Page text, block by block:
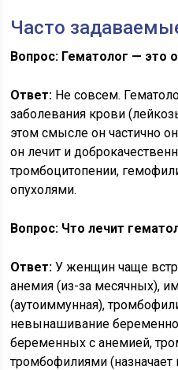
Часто
Вопрос: Гематолог — это
Ответ: Не совсем.
заболевания крови
этом смысле он частично
он лечит и
тромбоцитопении,
опухолями.
Вопрос: Что лечит
Ответ: У женщин чаще
анемия (из-за месячных),
(аутоиммунная),
невынашивание
беременных с анемией,
тромбофилиями